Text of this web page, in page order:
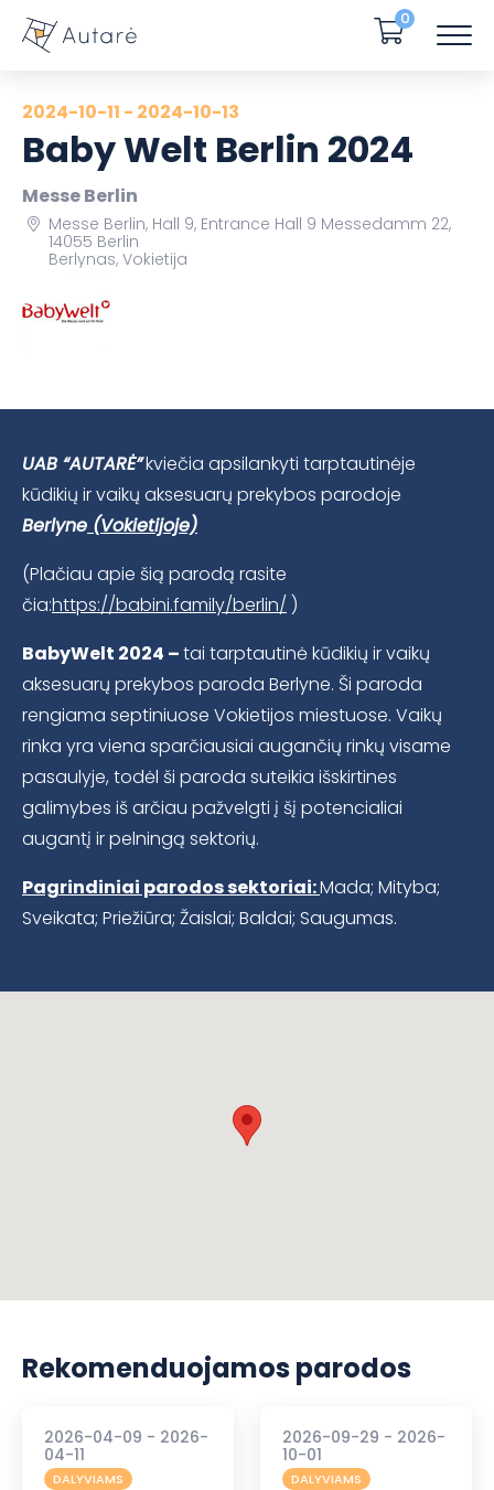
0
2024-10-11 - 2024-10-13
Baby Welt Berlin 2024
Messe Berlin
Messe Berlin, Hall 9, Entrance Hall 9 Messedamm 22,
14055 Berlin
Berlynas, Vokietija
UAB “AUTARĖ”kviečia apsilankyti tarptautinėje
kūdikių ir vaikų aksesuarų prekybos parodoje
Berlyne (Vokietijoje)
(Plačiau apie šią parodą rasite
čia:https://babini.family/berlin/ )
BabyWelt 2024 –tai tarptautinė kūdikių ir vaikų
aksesuarų prekybos paroda Berlyne. Ši paroda
rengiama septiniuose Vokietijos miestuose. Vaikų
rinka yra viena sparčiausiai augančių rinkų visame
pasaulyje, todėl ši paroda suteikia išskirtines
galimybes iš arčiau pažvelgti į šį potencialiai
augantį ir pelningą sektorių.
Pagrindiniai parodos sektoriai:Mada; Mityba;
Sveikata; Priežiūra; Žaislai; Baldai; Saugumas.
Rekomenduojamos parodos
2026-04-09 - 2026-
04-11
DALYVIAMS
2026-09-29 - 2026-
10-01
DALYVIAMS